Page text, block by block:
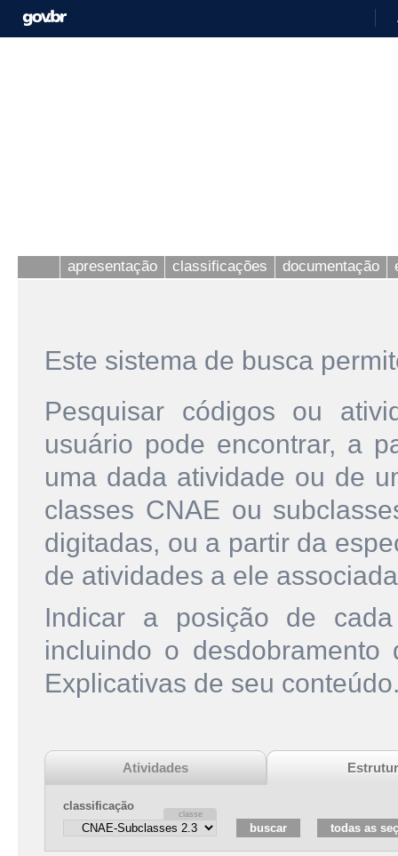
apresentação classificações documentação
Este sistema de busca
Pesquisar códigos ou
usuário pode encontrar, a
uma dada atividade ou de
classes CNAE ou
digitadas, ou a partir da
de atividades a ele
Indicar a posição de
incluindo o
Explicativas de seu
Atividades
classificação